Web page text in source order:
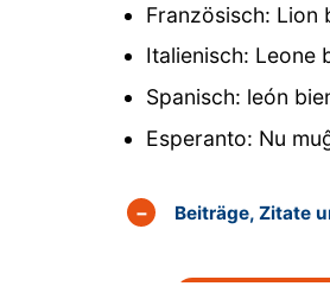
Französisch: Lion
Italienisch: Leone
Spanisch: león
Esperanto: Nu
Beiträge, Zitate